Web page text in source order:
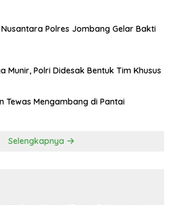
Polres Jombang Gelar Bakti
Munir, Polri Didesak Bentuk Tim Khusus
Tewas Mengambang di Pantai
Selengkapnya